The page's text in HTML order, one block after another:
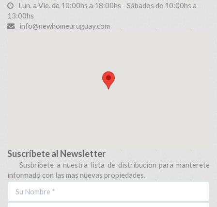
Lun. a Vie. de 10:00hs a 18:00hs - Sábados de 10:00hs a
13:00hs
info@newhomeuruguay.com
Suscríbete al Newsletter
Susbribete a nuestra lista de distribucion para manterete
informado con las mas nuevas propiedades.